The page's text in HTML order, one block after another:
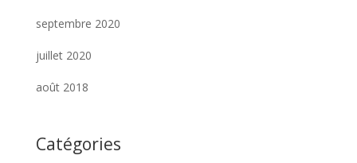
septembre 2020
juillet 2020
août 2018
Catégories